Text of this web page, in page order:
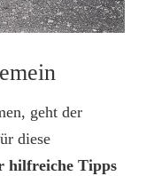
geht der
diese
hilfreiche Tipps